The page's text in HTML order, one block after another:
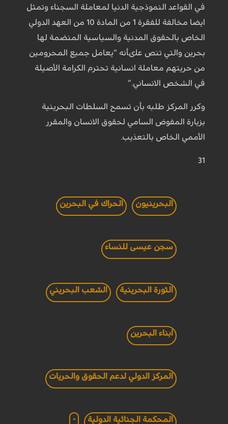
في القواعد النموذجية الدنيا لمعاملة السجناء وتمثل
ايضا مخالفة للفقرة 1 من المادة 10 من العهد الدولي
الخاص بالحقوق المدنية والسياسية المنضمة لها
بحرين والتي تنص علىأنه “يعامل جميع المحرومين
من حريتهم معاملة انسانية تحترم الكرامة الأصيلة
في الشخص الانساني.”
وكرر المركز طلبه بأن تسمح السلطات البحرينية
بزيارة المفوض السامي لحقوق الانسان والمقرر
الأممي الخاص بالتعذيب.
31
البحرينيون الحراك في البحرين
سجن عيسى للنساء
الثورة البحرينية الشعب البحريني
ابناء البحرين
المركز الدولي لدعم الحقوق والحريات
المحكمة الجنائية الدولية -